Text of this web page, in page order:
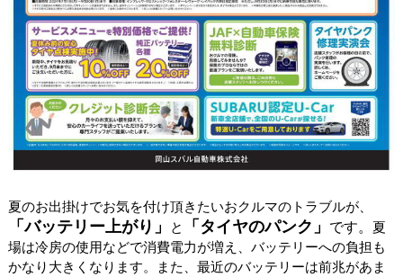
夏のお出掛けでお気を付け頂きたいおクルマのトラブルが、
「バッテリー上がり」 と 「タイヤのパンク」 です。 夏
場は冷房の使用などで消費電力が増え、バッテリーへの負担も
かなり大きくなります。また、最近のバッテリーは前兆があま